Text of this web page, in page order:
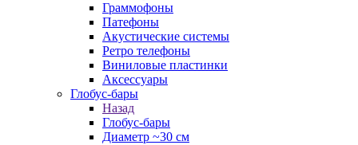
Граммофоны
Патефоны
Акустические системы
Ретро телефоны
Виниловые пластинки
Аксессуары
Глобус-бары
Назад
Глобус-бары
Диаметр ~30 см